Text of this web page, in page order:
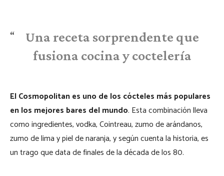
Una receta sorprendente que
fusiona cocina y coctelería
El Cosmopolitan es uno de los cócteles más populares
en los mejores bares del mundo. Esta combinación lleva
como ingredientes, vodka, Cointreau, zumo de arándanos,
zumo de lima y piel de naranja, y según cuenta la historia, es
un trago que data de finales de la década de los 80.